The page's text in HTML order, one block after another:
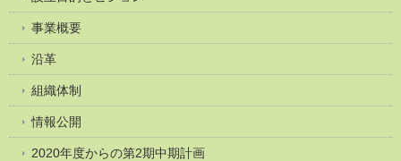
事業概要
沿革
組織体制
情報公開
2020年度からの第2期中期計画